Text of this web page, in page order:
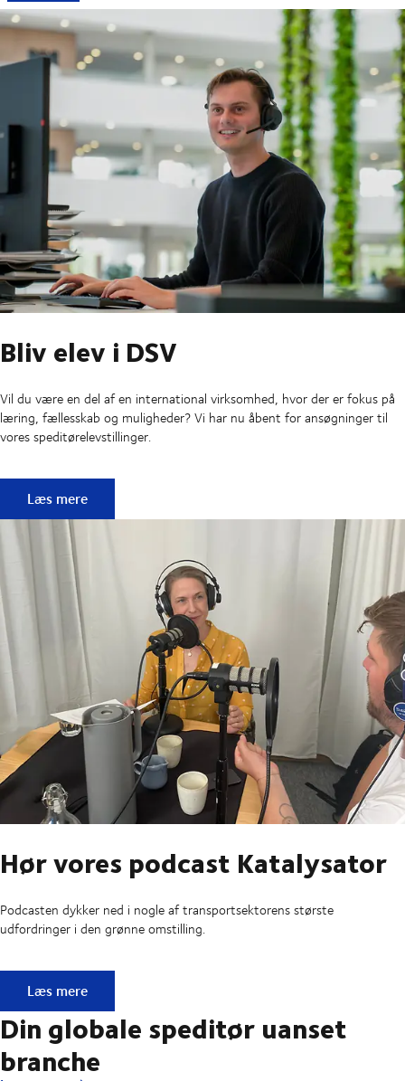
Bliv elev i DSV
Vil du være en del af en international virksomhed, hvor der er fokus på
læring, fællesskab og muligheder? Vi har nu åbent for ansøgninger til
vores speditørelevstillinger.
Bliv elev i DSV
Læs mere
Hør vores podcast Katalysator
Podcasten dykker ned i nogle af transportsektorens største
udfordringer i den grønne omstilling.
Hør vores podcast Katalysator
Læs mere
Din globale speditør uanset
branche